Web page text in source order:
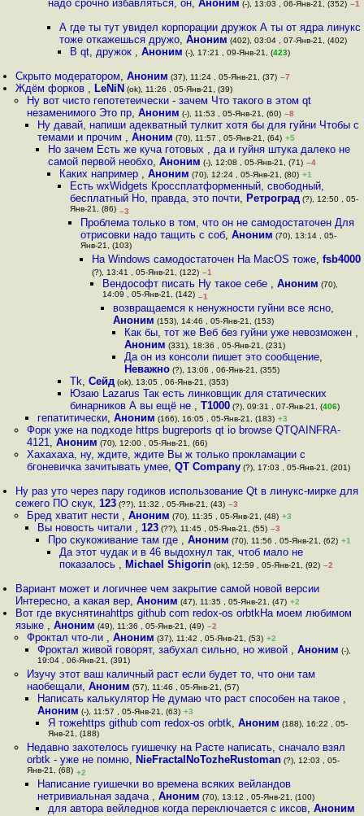
надо срочно избавляться, он,Аноним (-), 13:03 , 06-Янв-21, (352) –1
А где ты тут увидел корпорации дружок А ты от ядра линукс
тоже откажешься дружо, Аноним (402), 03:04 , 07-Янв-21, (402)
В qt, дружок , Аноним (-), 17:21 , 09-Янв-21, (423)
Скрыто модератором,Аноним (37), 11:24 , 05-Янв-21, (37) –7
Ждём форков , LeNiN (ok), 11:26 , 05-Янв-21, (39)
Ну вот чисто гепотетеически - зачем Что такого в этом qt
незаменимого Это пр, Аноним (-), 11:53 , 05-Янв-21, (60) –8
Ну давай, напиши адекватный тулкит хотя бы для гуйни Чтобы с
темами и прочим , Аноним (70), 11:57 , 05-Янв-21, (64) +5
Но зачем Есть же куча готовых , да и гуйня штука далеко не
самой первой необхо,Аноним (-), 12:08 , 05-Янв-21, (71) –4
Каких например , Аноним (70), 12:24 , 05-Янв-21, (80) +1
Есть wxWidgets Кроссплатформенный, свободный,
бесплатный Но, правда, это почти, Ретроград(?), 12:50 , 05-
Янв-21, (86) –3
Проблема только в том, что он не самодостаточен Для
отрисовки надо тащить с соб,Аноним (70), 13:14 , 05-
Янв-21, (103)
На Windows самодостаточен На MacOS тоже, fsb4000
(?), 13:41 , 05-Янв-21, (122) –1
Вендософт писать Ну такое себе , Аноним (70),
14:09 , 05-Янв-21, (142) –1
возвращаемся к ненужности гуйни все ясно,
Аноним (153), 14:46 , 05-Янв-21, (153)
Как бы, тот же Веб без гуйни уже невозможен ,
Аноним (331), 18:36 , 05-Янв-21, (231)
Да он из консоли пишет это сообщение,
Неважно(?), 13:06 , 06-Янв-21, (355)
Tk, Сейд(ok), 13:05 , 06-Янв-21, (353)
Юзаю Lazarus Так есть линковщик для статических
бинарников А вы ещё не , T1000(?), 09:31 , 07-Янв-21, (406)
гепатитически, Аноним (166), 16:05 , 05-Янв-21, (183) +3
Форк уже на подходе https bugreports qt io browse QTQAINFRA-
4121, Аноним (70), 12:00 , 05-Янв-21, (66)
Хахахаха, ну, ждите, ждите Вы ж только прокламации с
бгоневичка зачитывать умее, QT Company(?), 17:03 , 05-Янв-21, (201)
Ну раз уто через пару годиков использование Qt в линукс-мирке для
сежего ПО скук,123 (??), 11:32 , 05-Янв-21, (43) –3
Бред хватит нести , Аноним (70), 11:35 , 05-Янв-21, (48) +3
Вы новость читали , 123(??), 11:45 , 05-Янв-21, (55) –3
Про скукоживание там где ,Аноним (70), 11:56 , 05-Янв-21, (62) +1
Да этот чудак и в 46 выдохнул так, чтоб мало не
показалось , Michael Shigorin(ok), 12:59 , 05-Янв-21, (92) –2
Вариант может и логичнее чем закрытие самой новой версии
Интересно, а какая вер,Аноним (47), 11:35 , 05-Янв-21, (47) +2
Вот где вкуснятинаhttps github com redox-os orbtkНа моем любимом
языке ,Аноним (49), 11:36 , 05-Янв-21, (49) –2
Фроктал что-ли , Аноним (37), 11:42 , 05-Янв-21, (53) +2
Фроктал живой говорят, забухал сильно, но живой , Аноним (-),
19:04 , 06-Янв-21, (391)
Изучу этот ваш каличный раст если будет то, что они там
наобещали, Аноним (57), 11:46 , 05-Янв-21, (57)
Написать калькулятор Не думаю что раст способен на такое ,
Аноним (-), 11:57 , 05-Янв-21, (63) +3
Я тожеhttps github com redox-os orbtk,Аноним (188), 16:22 , 05-
Янв-21, (188)
Недавно захотелось гуишечку на Расте написать, сначало взял
orbtk - уже не помню, NieFractalNoTozheRustoman(?), 12:03 , 05-
Янв-21, (68) +2
Написание гуишечки во времена всяких вейландов
нетривиальная задача , Аноним (70), 13:12 , 05-Янв-21, (100)
для автора вейледнов когда переключается с иксов,Аноним